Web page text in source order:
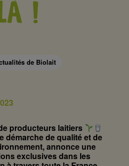
!
de Biolait
producteurs laitiers
démarche de qualité et de
annonce une
exclusives dans les